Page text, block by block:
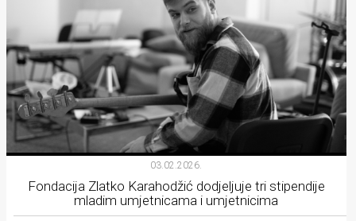
03.02.2026.
Fondacija Zlatko Karahodžić dodjeljuje tri stipendije
mladim umjetnicama i umjetnicima